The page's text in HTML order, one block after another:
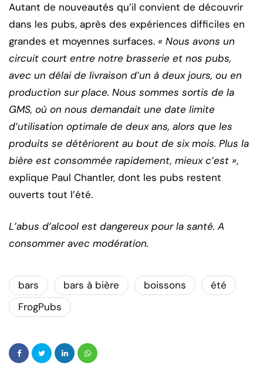
Autant de nouveautés qu’il convient de découvrir
dans les pubs, après des expériences difficiles en
grandes et moyennes surfaces. « Nous avons un
circuit court entre notre brasserie et nos pubs,
avec un délai de livraison d’un à deux jours, ou en
production sur place. Nous sommes sortis de la
GMS, où on nous demandait une date limite
d’utilisation optimale de deux ans, alors que les
produits se détériorent au bout de six mois. Plus la
bière est consommée rapidement, mieux c’est »,
explique Paul Chantler, dont les pubs restent
ouverts tout l’été.
L’abus d’alcool est dangereux pour la santé. A
consommer avec modération.
bars bars à bière boissons
été
FrogPubs